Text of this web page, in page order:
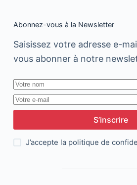
Abonnez-vous à la Newsletter
Saisissez votre adresse e-
vous abonner à notre
S’inscrire
J’accepte la politique de